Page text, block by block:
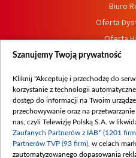
Biuro
Oferta
Oferta
Procedura
Szanujemy Twoją prywatność
Kliknij "Akceptuję i przechodzę do
korzystanie z technologii
dostęp do informacji na Twoim
przechowywanie oraz na
nas, czyli Telewizję Polską S.A. w
Zaufanych Partnerów z IAB* (1201
Partnerów TVP (93 firm) , w celach
zautomatyzowanego dopasowania